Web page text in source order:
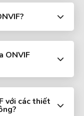
ONVIF
với các thiết